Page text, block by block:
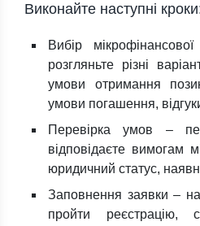
Виконайте наступні
Вибір
розгляньте різні
умови отримання
умови погашення,
Перевірка умов –
відповідаєте вимогам
юридичний статус,
Заповнення заявки –
пройти реєстрацію,